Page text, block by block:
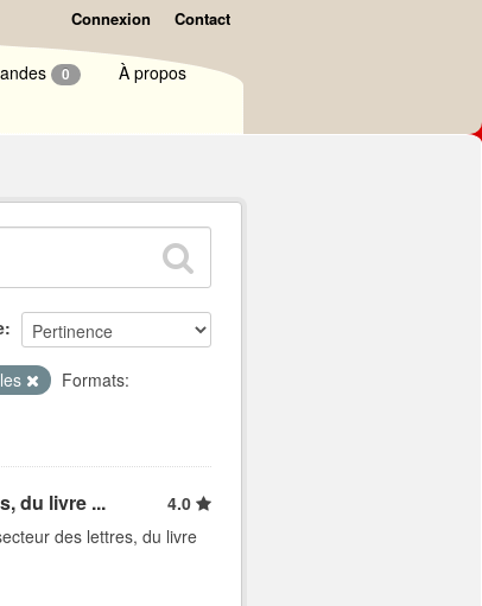
Connexion Contact
0 À propos
Formats:
du livre ...
4.0
des lettres, du livre